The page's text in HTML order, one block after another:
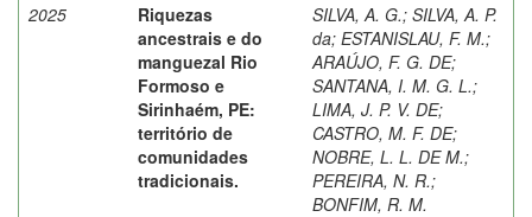
2025
Riquezas
ancestrais e do
manguezal Rio
Formoso e
Sirinhaém, PE:
território de
comunidades
tradicionais.
SILVA, A. G.; SILVA, A. P.
da; ESTANISLAU, F. M.;
ARAÚJO, F. G. DE;
SANTANA, I. M. G. L.;
LIMA, J. P. V. DE;
CASTRO, M. F. DE;
NOBRE, L. L. DE M.;
PEREIRA, N. R.;
BONFIM, R. M.